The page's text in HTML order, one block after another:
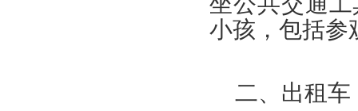
小孩，包括参
二、出租车